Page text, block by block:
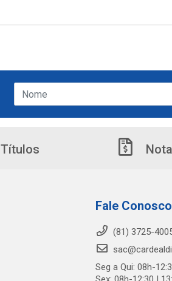
Títulos
Fale Conosco
(81) 3725-
Seg a Qui: 08h-